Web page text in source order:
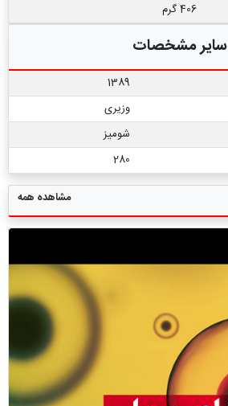
406 گرم
سایر مشخصات
1389
وزیری
شومیز
280
مشاهده همه